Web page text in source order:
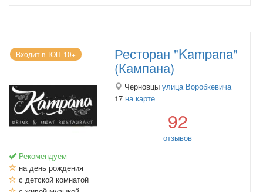
Входит в ТОП-10+
Рекомендуем
на день рождения
с детской комнатой
Ресторан "Kampana"
(Кампана)
Черновцы улица Воробкевича
17 на карте
92
отзывов